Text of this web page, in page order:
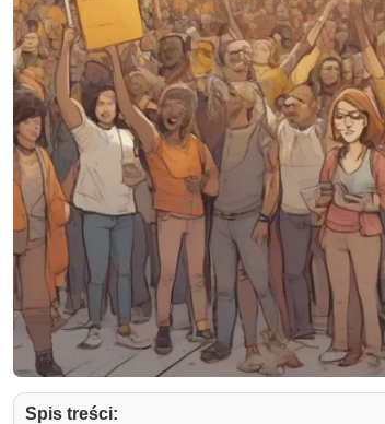
Spis treści: